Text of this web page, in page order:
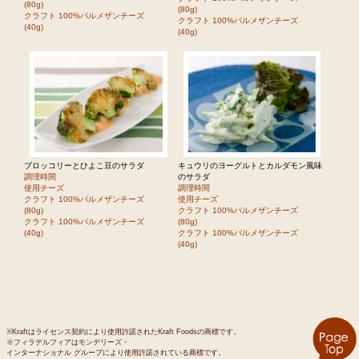
(80g)
クラフト 100%パルメザンチーズ
(40g)
(80g)
クラフト 100%パルメザンチーズ
(40g)
ブロッコリーとひよこ豆のサラダ
調理時間
使用チーズ
クラフト 100%パルメザンチーズ
(80g)
クラフト 100%パルメザンチーズ
(40g)
キュウリのヨーグルトとカルダモン風味
のサラダ
調理時間
使用チーズ
クラフト 100%パルメザンチーズ
(80g)
クラフト 100%パルメザンチーズ
(40g)
※Kraftはライセンス契約により使用許諾されたKraft Foodsの商標です。
※フィラデルフィアはモンデリーズ・
インターナショナル グループにより使用許諾されている商標です。